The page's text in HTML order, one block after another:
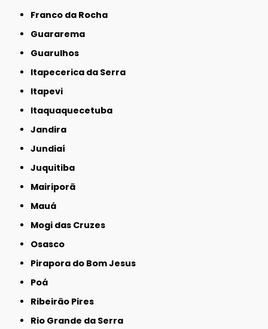
Franco da Rocha
Guararema
Guarulhos
Itapecerica da Serra
Itapevi
Itaquaquecetuba
Jandira
Jundiaí
Juquitiba
Mairiporã
Mauá
Mogi das Cruzes
Osasco
Pirapora do Bom Jesus
Poá
Ribeirão Pires
Rio Grande da Serra